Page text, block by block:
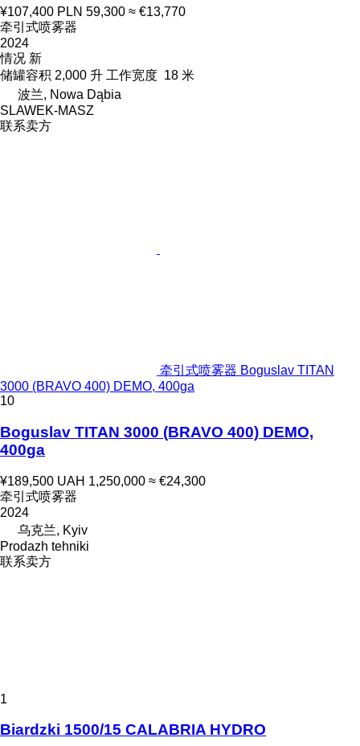
¥107,400 PLN 59,300 ≈ €13,770
牵引式喷雾器
2024
情况 新
储罐容积 2,000 升 工作宽度 18 米
波兰, Nowa Dąbia
SLAWEK-MASZ
联系卖方
牵引式喷雾器 Boguslav TITAN
3000 (BRAVO 400) DEMO, 400ga
10
Boguslav TITAN 3000 (BRAVO 400) DEMO,
400ga
¥189,500 UAH 1,250,000 ≈ €24,300
牵引式喷雾器
2024
乌克兰, Kyiv
Prodazh tehniki
联系卖方
1
Biardzki 1500/15 CALABRIA HYDRO